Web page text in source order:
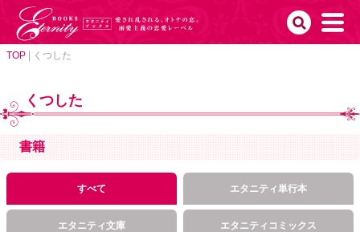
TOP くつした
くつした
書籍
すべて エタニティ単行本
エタニティ文庫 エタニティコミックス